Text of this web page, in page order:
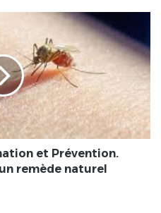
et Prévention.
remède naturel